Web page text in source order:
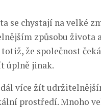
se chystají na velké
způsobu života
že společnost
úplně jinak.
více žít
prostředí. Mnoho